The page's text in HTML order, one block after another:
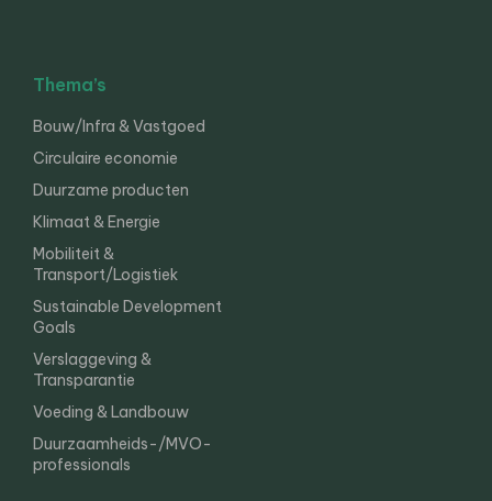
Thema’s
Bouw/Infra & Vastgoed
Circulaire economie
Duurzame producten
Klimaat & Energie
Mobiliteit &
Transport/Logistiek
Sustainable Development
Goals
Verslaggeving &
Transparantie
Voeding & Landbouw
Duurzaamheids-/MVO-
professionals